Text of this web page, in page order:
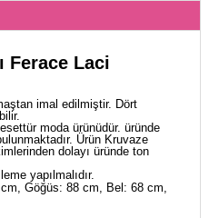
Ferace Laci
imal edilmiştir. Dört
moda ürünüdür. üründe
Ürün Kruvaze
dolayı üründe ton
yapılmalıdır.
Göğüs: 88 cm, Bel: 68 cm,